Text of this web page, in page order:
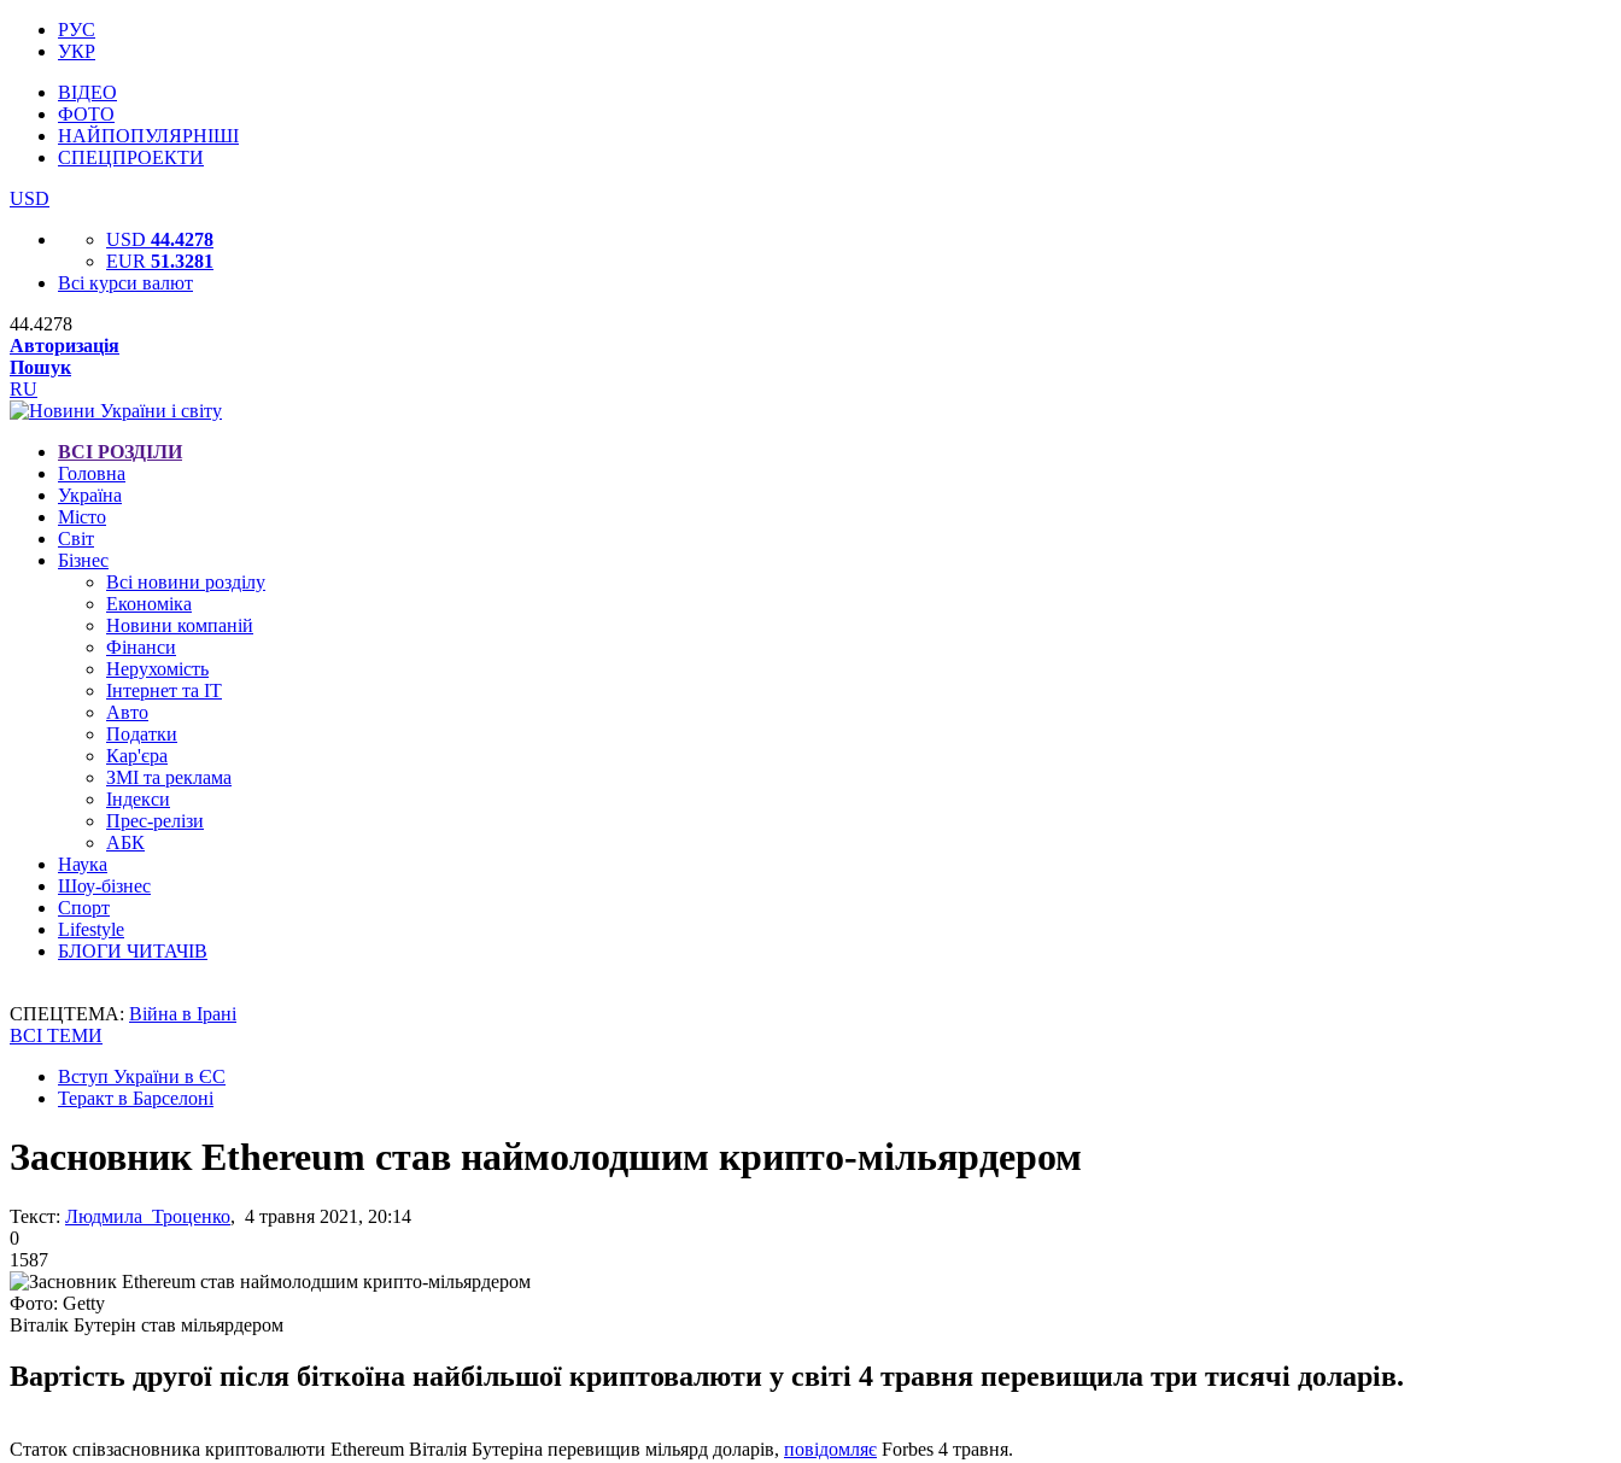
РУС
УКР
ВІДЕО
ФОТО
НАЙПОПУЛЯРНІШІ
СПЕЦПРОЕКТИ
USD
USD 44.4278
EUR 51.3281
Всі курси валют
44.4278
Авторизація
Пошук
RU
ВСІ РОЗДІЛИ
Головна
Україна
Місто
Світ
Бізнес
Всі новини розділу
Економіка
Новини компаній
Фінанси
Нерухомість
Інтернет та IT
Авто
Податки
Кар'єра
ЗМІ та реклама
Індекси
Прес-релізи
АБК
Наука
Шоу-бізнес
Спорт
Lifestyle
БЛОГИ ЧИТАЧІВ
СПЕЦТЕМА: Війна в Ірані
ВСІ ТЕМИ
Вступ України в ЄС
Теракт в Барселоні
Засновник Ethereum став наймолодшим крипто-мільярдером
Текст: Людмила Троценко, 4 травня 2021, 20:14
0
1587
Фото: Getty
Віталік Бутерін став мільярдером
Вартість другої після біткоїна найбільшої криптовалюти у світі 4 травня перевищила три тисячі доларів.
Статок співзасновника криптовалюти Ethereum Віталія Бутеріна перевищив мільярд доларів, повідомляє Forbes 4 травня.